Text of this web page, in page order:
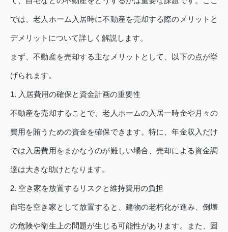
では、老人ホーム入居時に不動産を売却する際のメリットと
デメリットについて詳しく解説します。
まず、不動産を売却する主なメリットとして、以下の点が挙
げられます。
1. 入居費用の確保と資金計画の重要性
不動産を売却することで、老人ホームの入居一時金や月々の
費用を賄うための資金を確保できます。特に、年金収入だけ
では入居費用をまかなうのが難しい場合、売却による資金調
達は大きな助けとなります。
2. 空き家を放置するリスクと維持費用の負担
自宅を空き家として放置すると、建物の老朽化が進み、倒壊
の危険や衛生上の問題が生じる可能性があります。また、固